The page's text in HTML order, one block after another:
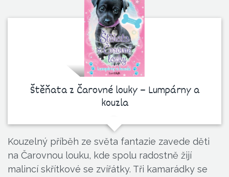
Štěňata z Čarovné louky – Lumpárny a
kouzla
Kouzelný příběh ze světa fantazie zavede děti
na Čarovnou louku, kde spolu radostně žijí
malincí skřítkové se zvířátky. Tři kamarádky se